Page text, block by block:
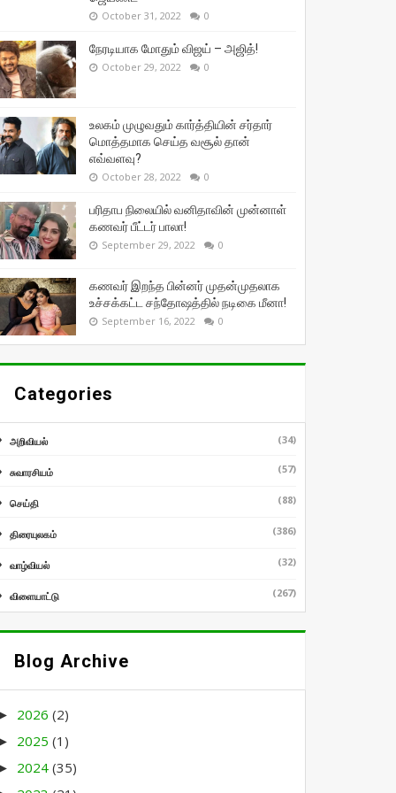
October 31, 2022 0
நேரடியாக மோதும் விஜய் – அஜித்!
October 29, 2022 0
உலகம் முழுவதும் கார்த்தியின் சர்தார்
மொத்தமாக செய்த வசூல் தான்
எவ்வளவு?
October 28, 2022 0
பரிதாப நிலையில் வனிதாவின் முன்னாள்
கணவர் பீட்டர் பாலா!
September 29, 2022 0
கணவர் இறந்த பின்னர் முதன்முதலாக
உச்சக்கட்ட சந்தோஷத்தில் நடிகை மீனா!
September 16, 2022 0
Categories
அறிவியல் (34)
சுவாரசியம் (57)
செய்தி (88)
திரையுலகம் (386)
வாழ்வியல் (32)
விளையாட்டு (267)
Blog Archive
► 2026(2)
► 2025(1)
► 2024(35)